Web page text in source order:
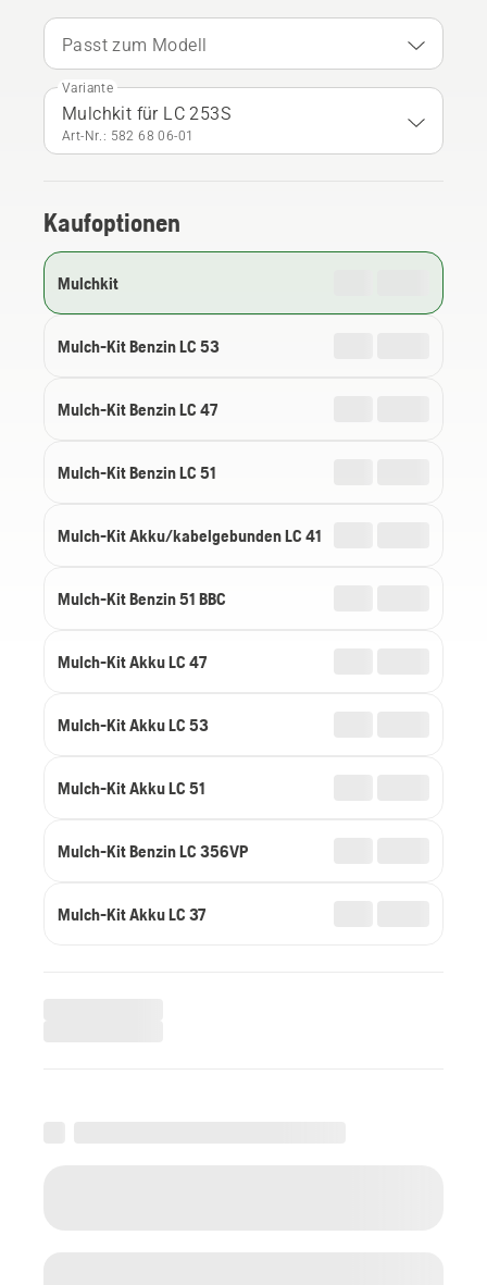
Passt zum Modell
Variante
Mulchkit für LC 253S
Art-Nr.: 582 68 06‑01
Kaufoptionen
Mulchkit
Mulch-Kit Benzin LC 53
Mulch-Kit Benzin LC 47
Mulch-Kit Benzin LC 51
Mulch-Kit Akku/kabelgebunden LC 41
Mulch-Kit Benzin 51 BBC
Mulch-Kit Akku LC 47
Mulch-Kit Akku LC 53
Mulch-Kit Akku LC 51
Mulch-Kit Benzin LC 356VP
Mulch-Kit Akku LC 37